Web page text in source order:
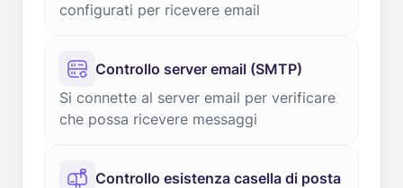
configurati per ricevere email
Controllo server email (SMTP)
Si connette al server email per verificare
che possa ricevere messaggi
Controllo esistenza casella di posta